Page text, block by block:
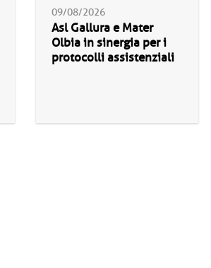
09/08/2026
Asl Gallura e Mater
Olbia in sinergia per i
protocolli assistenziali